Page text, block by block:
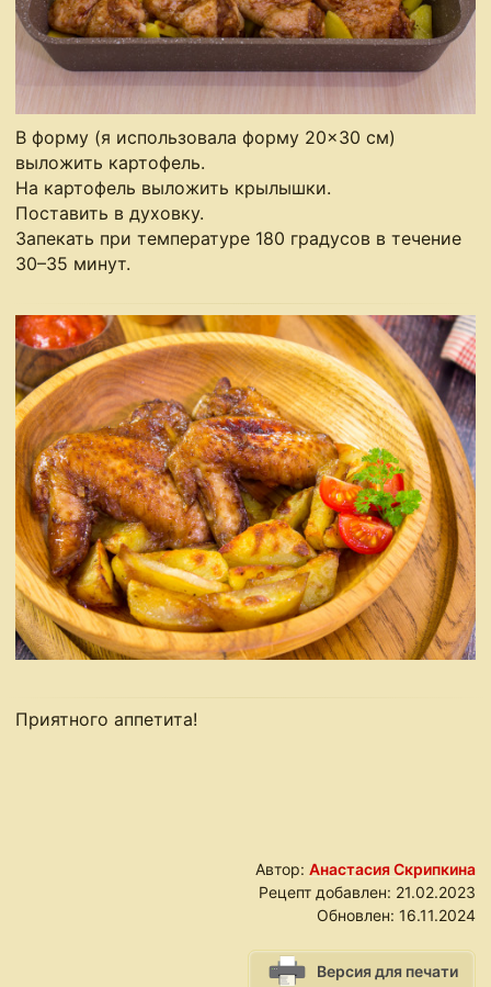
В форму (я использовала форму 20×30 см)
выложить картофель.
На картофель выложить крылышки.
Поставить в духовку.
Запекать при температуре 180 градусов в течение
30–35 минут.
Приятного аппетита!
Автор: Анастасия Скрипкина
Рецепт добавлен: 21.02.2023
Обновлен: 16.11.2024
Версия для печати